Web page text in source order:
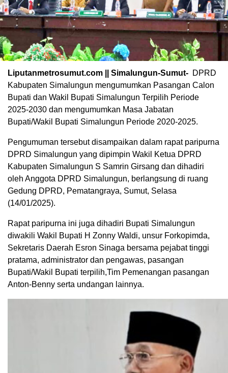
Liputanmetrosumut.com || Simalungun-Sumut- DPRD
Kabupaten Simalungun mengumumkan Pasangan Calon
Bupati dan Wakil Bupati Simalungun Terpilih Periode
2025-2030 dan mengumumkan Masa Jabatan
Bupati/Wakil Bupati Simalungun Periode 2020-2025.
Pengumuman tersebut disampaikan dalam rapat paripurna
DPRD Simalungun yang dipimpin Wakil Ketua DPRD
Kabupaten Simalungun S Samrin Girsang dan dihadiri
oleh Anggota DPRD Simalungun, berlangsung di ruang
Gedung DPRD, Pematangraya, Sumut, Selasa
(14/01/2025).
Rapat paripurna ini juga dihadiri Bupati Simalungun
diwakili Wakil Bupati H Zonny Waldi, unsur Forkopimda,
Sekretaris Daerah Esron Sinaga bersama pejabat tinggi
pratama, administrator dan pengawas, pasangan
Bupati/Wakil Bupati terpilih,Tim Pemenangan pasangan
Anton-Benny serta undangan lainnya.